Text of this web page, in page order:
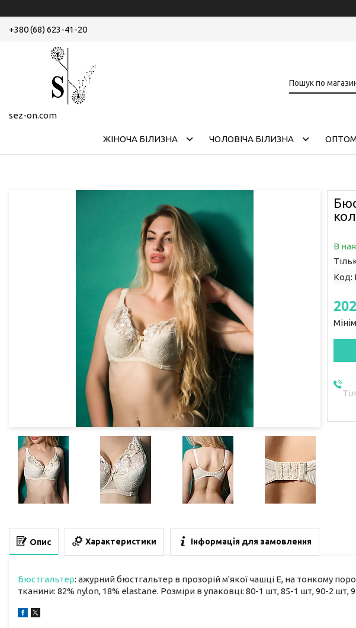
+380 (68) 623-41-20
sez-on.com
ЖІНОЧА БІЛИЗНА ЧОЛОВІЧА БІЛИЗНА ОПТОМ
В
Код:
Опис Характеристики Інформація для замовлення
Бюстгальтер: ажурний бюстгальтер в прозорій м'якої чашці Е, на тонкому
тканини: 82% nylon, 18% elastane. Розміри в упаковці: 80-1 шт, 85-1 шт, 90-2 шт,